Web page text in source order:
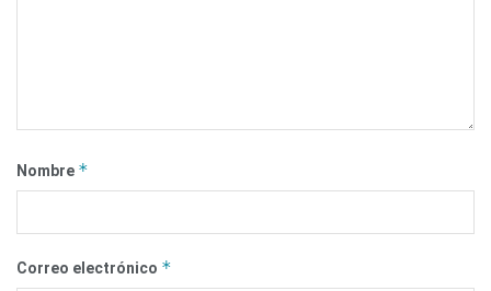
Nombre *
Correo electrónico *